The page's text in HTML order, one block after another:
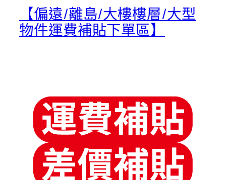
【偏遠/離島/大樓樓層/大型
物件運費補貼下單區】